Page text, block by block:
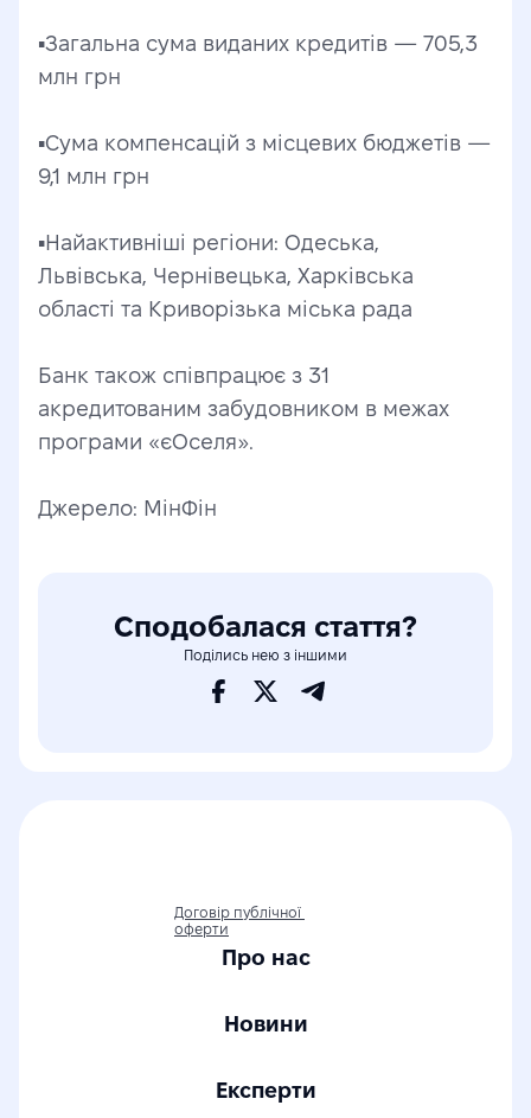
▪️Загальна сума виданих кредитів — 705,3
млн грн
▪️Сума компенсацій з місцевих бюджетів —
9,1 млн грн
▪️Найактивніші регіони: Одеська,
Львівська, Чернівецька, Харківська
області та Криворізька міська рада
Банк також співпрацює з 31
акредитованим забудовником в межах
програми «єОселя».
Джерело: МінФін
Сподобалася стаття?
Поділись нею з іншими
Договір публічної
оферти
Про нас
Новини
Експерти